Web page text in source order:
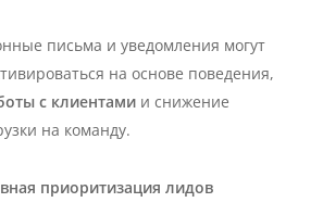
письма и уведомления могут
на основе поведения,
с клиентамии снижение
на команду.
приоритизация лидов